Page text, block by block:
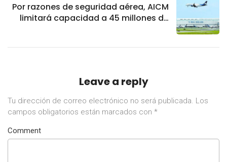
Por razones de seguridad aérea, AICM
limitará capacidad a 45 millones de
Leave a reply
Tu dirección de correo electrónico no será publicada. Los
campos obligatorios están marcados con *
Comment